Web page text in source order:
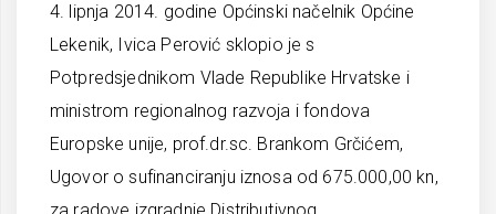
4. lipnja 2014. godine Općinski načelnik Općine
Lekenik, Ivica Perović sklopio je s
Potpredsjednikom Vlade Republike Hrvatske i
ministrom regionalnog razvoja i fondova
Europske unije, prof.dr.sc. Brankom Grčićem,
Ugovor o sufinanciranju iznosa od 675.000,00 kn,